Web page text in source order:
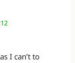
I can’t to